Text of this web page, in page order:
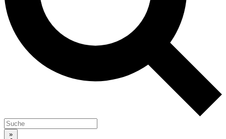
»